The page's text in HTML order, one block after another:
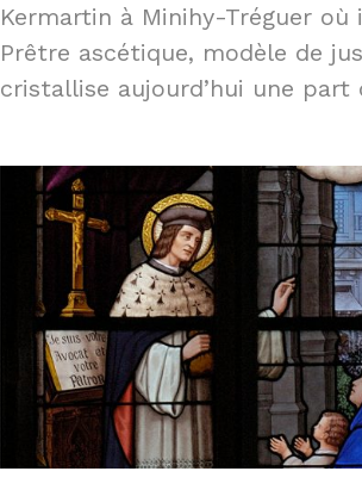
Kermartin à Minihy-Tréguer
Prêtre ascétique, modèle de
cristallise aujourd’hui une part